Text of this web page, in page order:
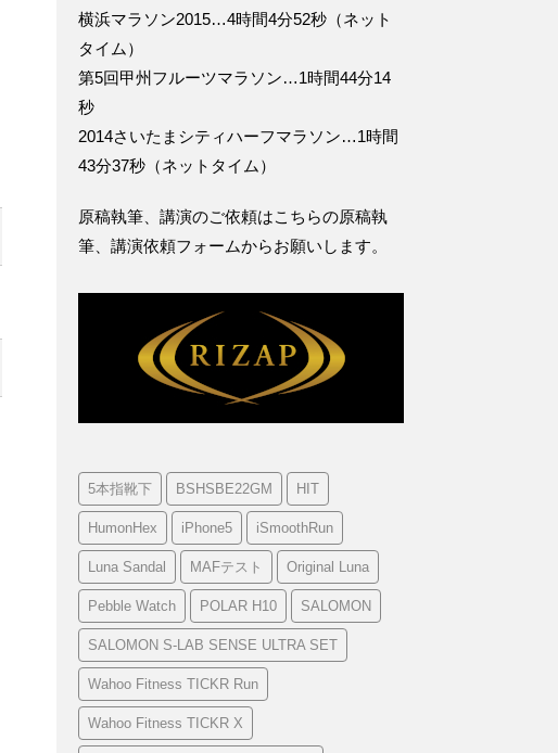
横浜マラソン2015…4時間4分52秒（ネット
タイム）
第5回甲州フルーツマラソン…1時間44分14
秒
2014さいたまシティハーフマラソン…1時間
43分37秒（ネットタイム）
原稿執筆、講演のご依頼はこちらの原稿執
筆、講演依頼フォームからお願いします。
5本指靴下 BSHSBE22GM HIT
HumonHex iPhone5 iSmoothRun
Luna Sandal MAFテスト Original Luna
Pebble Watch POLAR H10 SALOMON
SALOMON S-LAB SENSE ULTRA SET
Wahoo Fitness TICKR Run
Wahoo Fitness TICKR X